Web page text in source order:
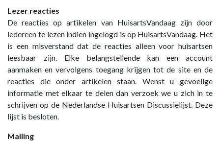
Lezer reacties
De reacties op artikelen van HuisartsVandaag zijn door
iedereen te lezen indien ingelogd is op HuisartsVandaag. Het
is een misverstand dat de reacties alleen voor huisartsen
leesbaar zijn. Elke belangstellende kan een account
aanmaken en vervolgens toegang krijgen tot de site en de
reacties die onder artikelen staan. Wenst u gevoelige
informatie met elkaar te delen dan verzoek we u zich in te
schrijven op de Nederlandse Huisartsen Discussielijst. Deze
lijst is besloten.
Mailing